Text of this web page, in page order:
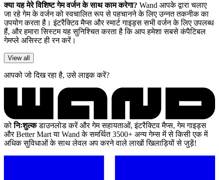
क्या यह मेरे विशिष्ट गेम वर्जन के साथ काम करेगा? Wand आपके द्वारा चलाए
जा रहे गेम के वर्जन को स्वचालित रूप से पहचानने के लिए उन्नत तकनीक का
उपयोग करता है। इंटरैक्टिव मैप्स और स्मार्ट गाइड्स सभी वर्जन के लिए उपलब्ध
हैं, और हमारा सिस्टम यह सुनिश्चित करता है कि आप हमेशा सबसे कंपैटिबल
गेमप्ले असिस्ट ही रन करें।
View all
आपको जो दिख रहा है, उसे लाइक करें?
कोनिःशुल्कडाउनलोड करें और गेम सहायताओं, इंटरैक्टिव मैप्स, गेम गाइड्स
और Better Mart या Wand के समर्थित 3500+ अन्य गेम्स में से किसी एक में
अधिक सुविधाओं के साथ लेवल अप करने वाले लाखों खिलाड़ियों से जुड़ें!